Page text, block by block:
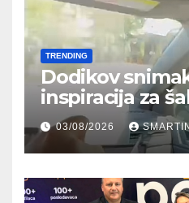
TRENDING
Dodikov
inspiracija za
kroz parodiju
03/08/2026